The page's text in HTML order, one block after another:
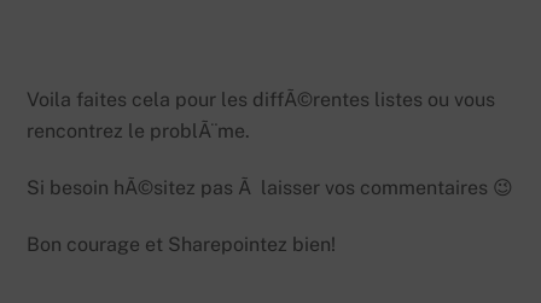
Voila faites cela pour les diffÃ©rentes listes ou vous
rencontrez le problÃ¨me.
Si besoin hÃ©sitez pas Ã laisser vos commentaires 😉
Bon courage et Sharepointez bien!